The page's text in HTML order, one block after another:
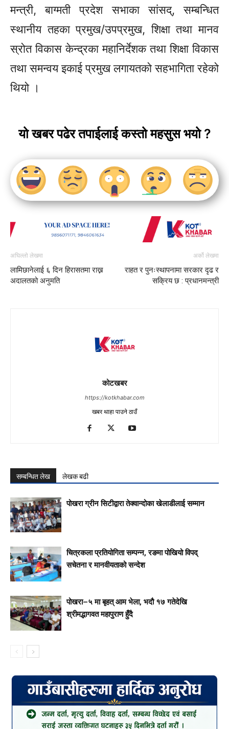
मन्त्री, बाग्मती प्रदेश सभाका सांसद्, सम्बन्धित
स्थानीय तहका प्रमुख/उपप्रमुख, शिक्षा तथा मानव
स्रोत विकास केन्द्रका महानिर्देशक तथा शिक्षा विकास
तथा समन्वय इकाई प्रमुख लगायतको सहभागिता रहेको
थियो ।
यो खबर पढेर तपाईलाई कस्तो महसुस भयो ?
अघिल्लो लेखमा
लामिछानेलाई ६ दिन हिरासतमा राख्न
अदालतको अनुमति
अर्को लेखमा
राहत र पुनःस्थापनामा सरकार दृढ र
सक्रिय छ : प्रधानमन्त्री
कोटखबर
https://kotkhabar.com
खबर थाहा पाउने ठाउँ
सम्बन्धित लेख लेखक बढी
पोखरा ग्रीन सिटीद्वारा तेक्वान्दोका खेलाडीलाई सम्मान
चित्रकला प्रतियोगिता सम्पन्न, रङमा पोखियो विपद्
सचेतना र मानवीयताको सन्देश
पोखरा–५ मा बृहत् आम भेला, भदौ १७ गतेदेखि
श्रीमद्भागवत महापुराण हुँदै